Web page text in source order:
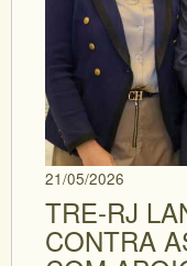
21/05/2026
TRE-RJ
CONTRA